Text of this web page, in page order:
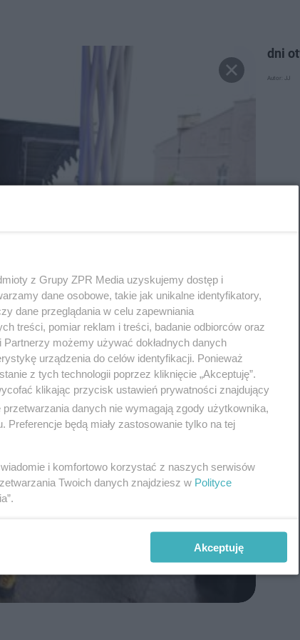
dni
Autor: JJ
z Grupy ZPR Media uzyskujemy dostęp i
dane osobowe, takie jak unikalne identyfikatory,
dane przeglądania w celu zapewniania
treści, pomiar reklam i treści, badanie odbiorców oraz
możemy używać dokładnych danych
urządzenia do celów identyfikacji. Ponieważ
z tych technologii poprzez kliknięcie „Akceptuję”.
klikając przycisk ustawień prywatności znajdujący
przetwarzania danych nie wymagają zgody użytkownika,
będą miały zastosowanie tylko na tej
i komfortowo korzystać z naszych serwisów
Twoich danych znajdziesz w Polityce
Akceptuję